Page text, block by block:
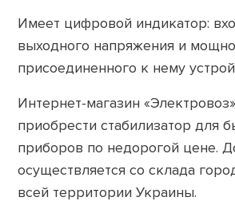
Имеет цифровой индикатор:
выходного напряжения и
присоединенного к нему
Интернет-магазин
приобрести стабилизатор для
приборов по недорогой цене.
осуществляется со склада
всей территории Украины.